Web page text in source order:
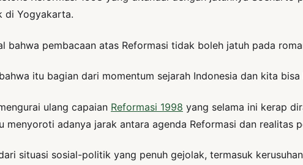
di Yogyakarta.
bahwa pembacaan atas Reformasi tidak boleh jatuh pada
itu bagian dari momentum sejarah Indonesia dan kita
ulang capaian Reformasi 1998 yang selama ini kerap
menyoroti adanya jarak antara agenda Reformasi dan realitas
situasi sosial-politik yang penuh gejolak, termasuk